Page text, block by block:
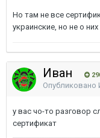
Но там не все
украинские, но не о
Иван
Опубликовано
у вас чо-то разговор
сертификат